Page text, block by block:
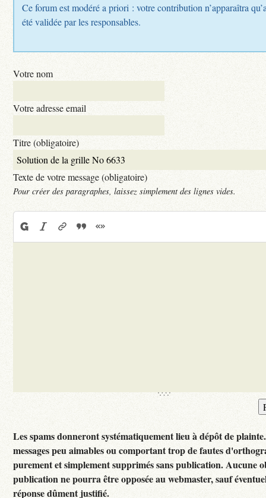
Ce forum est modéré a priori : votre contribution n’apparaîtra
été validée par les responsables.
Votre nom
Votre adresse email
Titre (obligatoire)
Texte de votre message (obligatoire)
Pour créer des paragraphes, laissez simplement des lignes vides.
Les spams donneront systématiquement lieu à dépôt de
messages peu aimables ou comportant trop de fautes
purement et simplement supprimés sans publication. Aucune
publication ne pourra être opposée au webmaster, sauf
réponse dûment justifié.